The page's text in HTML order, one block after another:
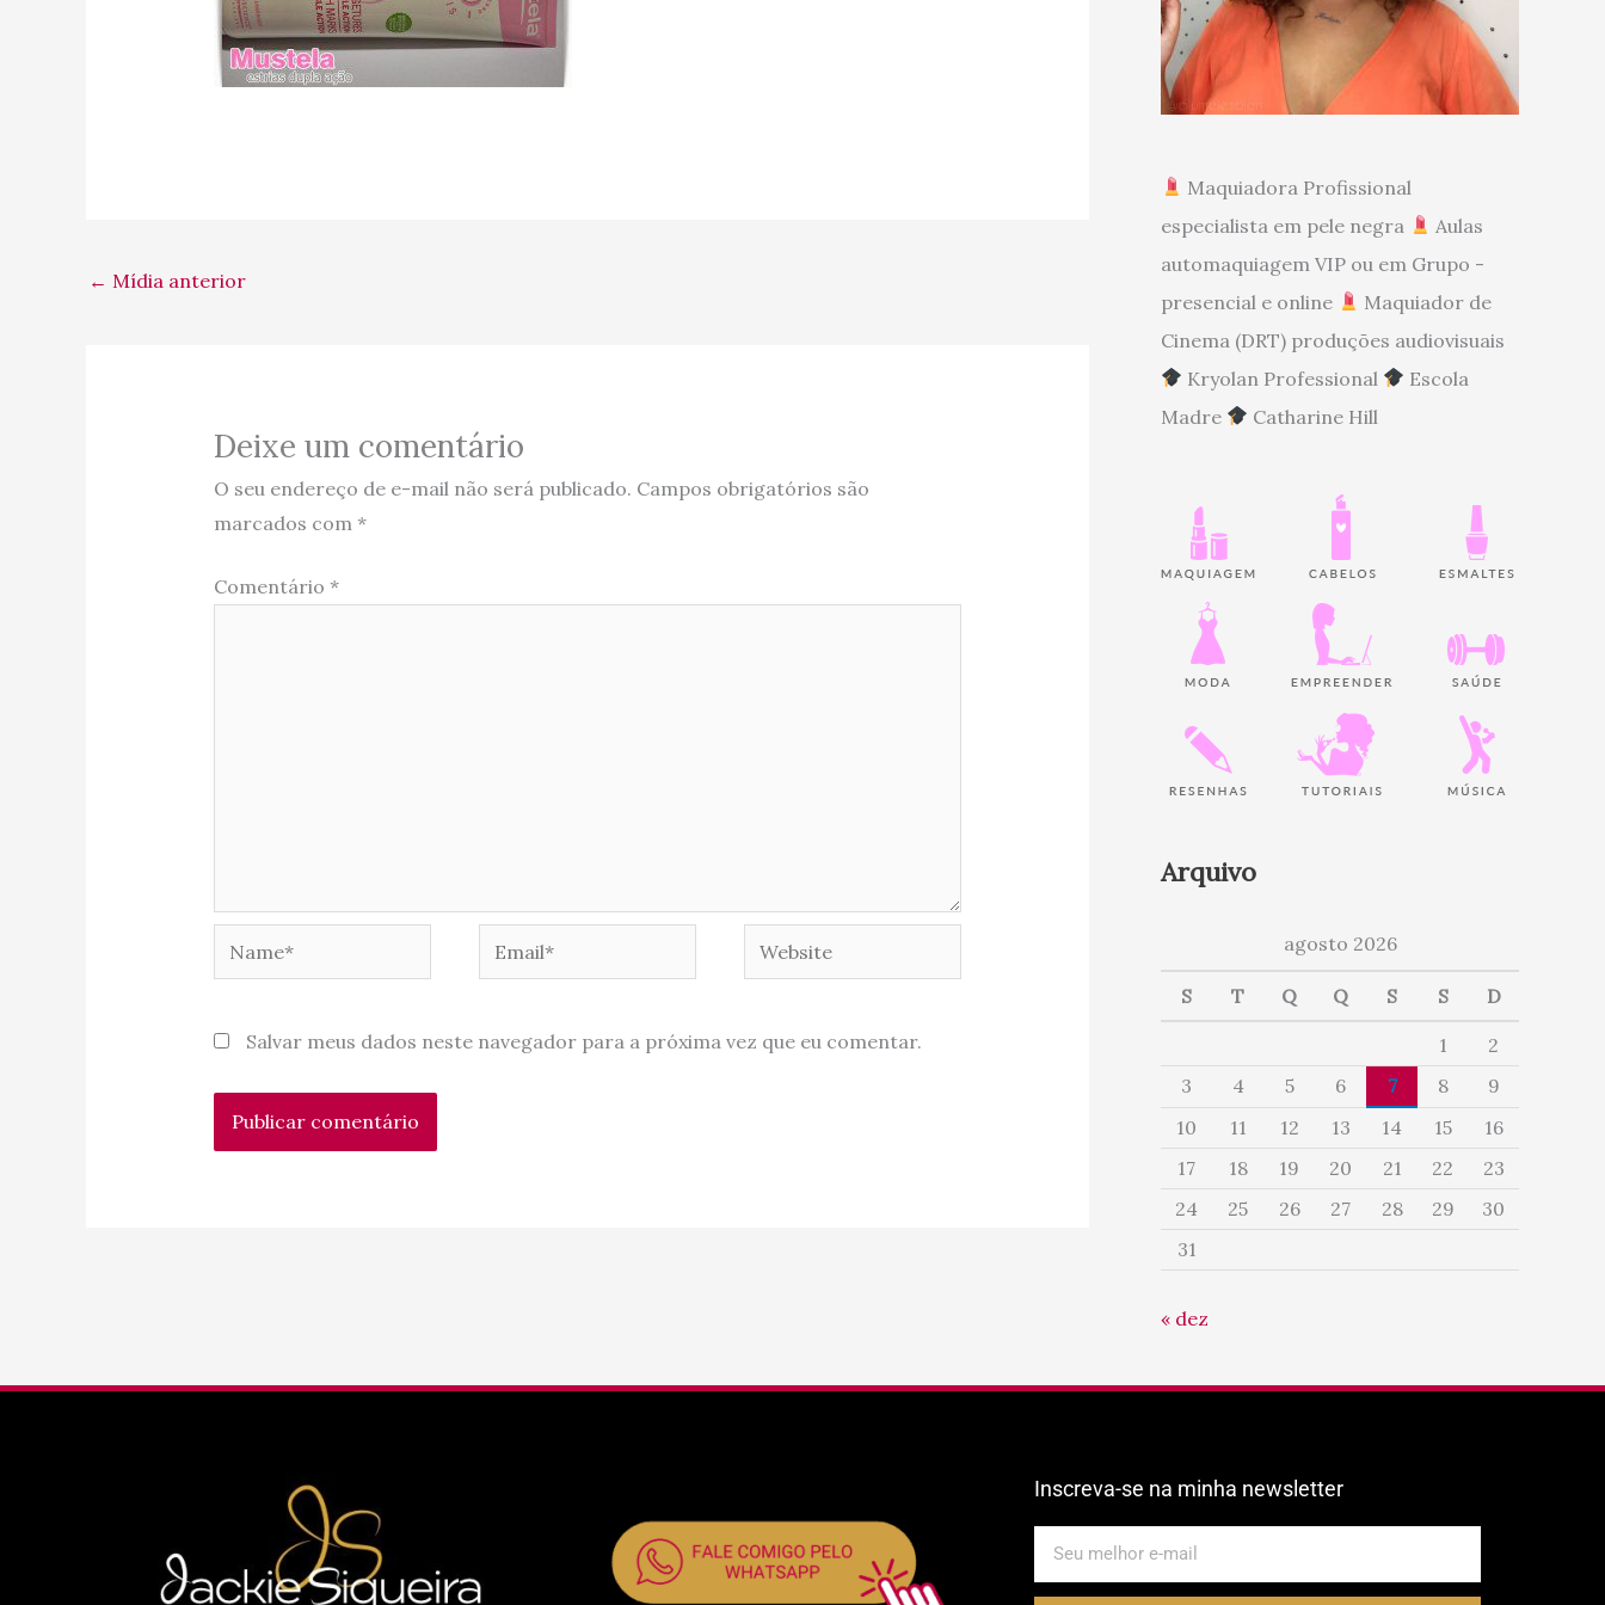
← Mídia anterior
Deixe um comentário
O seu endereço de e-mail não será publicado. Campos obrigatórios são
marcados com *
Comentário *
Website
Salvar meus dados neste navegador para a próxima vez que eu comentar.
Maquiadora Profissional
especialista em pele negra
Aulas
automaquiagem VIP ou em Grupo -
presencial e online
Maquiador de
Cinema (DRT) produções audiovisuais
Kryolan Professional
Escola
Madre
Catharine Hill
Arquivo
agosto 2026
S T Q Q S S D
1
2
3
4 5 6 7 8
9
10
11 12 13 14 15
16
17
18 19 20 21 22
23
24
25 26 27 28 29
30
31
« dez
Inscreva-se na minha newsletter